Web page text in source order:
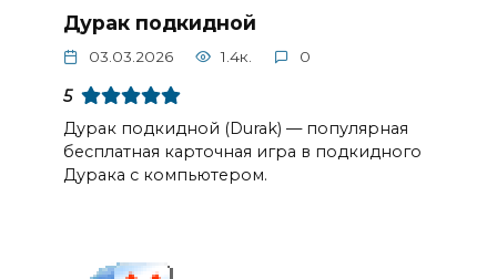
Дурак подкидной
03.03.2026 1.4к. 0
5
Дурак подкидной (Durak) — популярная
бесплатная карточная игра в подкидного
Дурака с компьютером.